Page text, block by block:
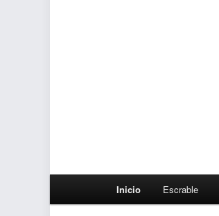
Inicio Escrable